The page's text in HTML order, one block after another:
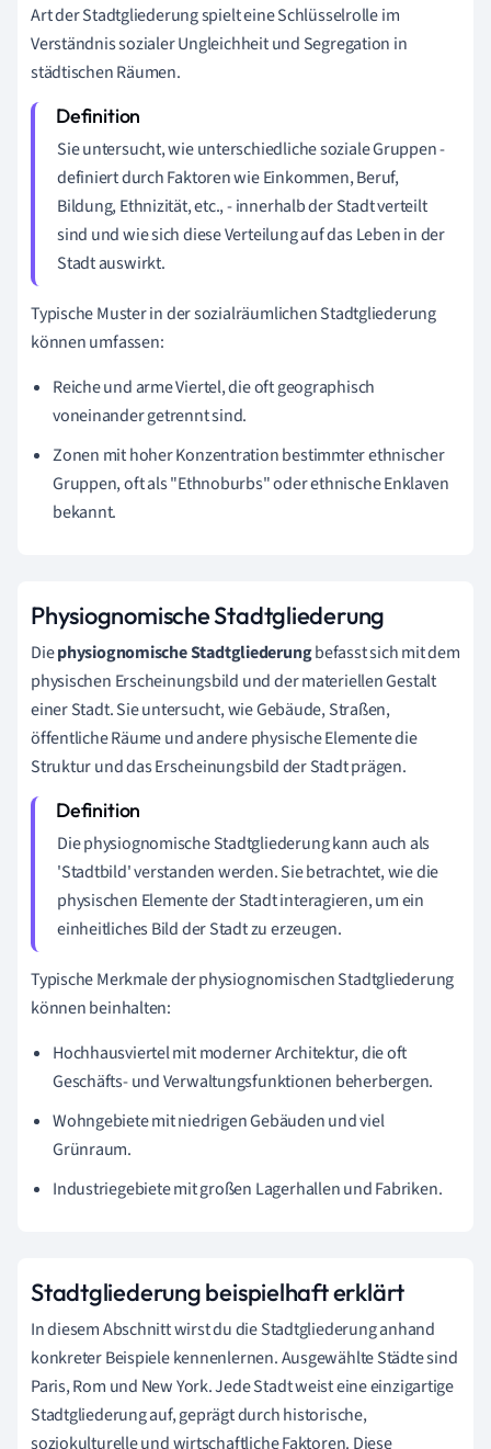
Art der Stadtgliederung spielt eine Schlüsselrolle im
Verständnis sozialer Ungleichheit und Segregation in
städtischen Räumen.
Sie untersucht, wie unterschiedliche soziale Gruppen -
definiert durch Faktoren wie Einkommen, Beruf,
Bildung, Ethnizität, etc., - innerhalb der Stadt verteilt
sind und wie sich diese Verteilung auf das Leben in der
Stadt auswirkt.
Typische Muster in der sozialräumlichen Stadtgliederung
können umfassen:
Reiche und arme Viertel, die oft geographisch
voneinander getrennt sind.
Zonen mit hoher Konzentration bestimmter ethnischer
Gruppen, oft als "Ethnoburbs" oder ethnische Enklaven
bekannt.
Physiognomische Stadtgliederung
Diephysiognomische Stadtgliederungbefasst sich mit dem
physischen Erscheinungsbild und der materiellen Gestalt
einer Stadt. Sie untersucht, wie Gebäude, Straßen,
öffentliche Räume und andere physische Elemente die
Struktur und das Erscheinungsbild der Stadt prägen.
Die physiognomische Stadtgliederung kann auch als
'Stadtbild' verstanden werden. Sie betrachtet, wie die
physischen Elemente der Stadt interagieren, um ein
einheitliches Bild der Stadt zu erzeugen.
Typische Merkmale der physiognomischen Stadtgliederung
können beinhalten:
Hochhausviertel mit moderner Architektur, die oft
Geschäfts- und Verwaltungsfunktionen beherbergen.
Wohngebiete mit niedrigen Gebäuden und viel
Grünraum.
Industriegebiete mit großen Lagerhallen und Fabriken.
Stadtgliederung beispielhaft erklärt
In diesem Abschnitt wirst du die Stadtgliederung anhand
konkreter Beispiele kennenlernen. Ausgewählte Städte sind
Paris, Rom und New York. Jede Stadt weist eine einzigartige
Stadtgliederung auf, geprägt durch historische,
soziokulturelle und wirtschaftliche Faktoren. Diese